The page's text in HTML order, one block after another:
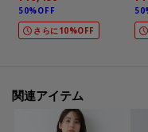
[おすすめPOINT]
再入荷通知や、値下げ情報・
50%OFF
さらに10%OFF
関連アイテム